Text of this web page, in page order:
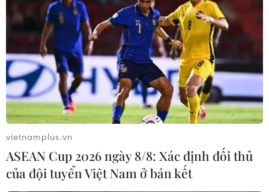
Bên kia chiến tuyến, Ronaldo cũng có một ngày thi đấu đáng
thất vọng.
(Vietnam+)
vietnamplus.vn
ASEAN Cup 2026 ngày 8/8: Xác định đối thủ
của đội tuyển Việt Nam ở bán kết